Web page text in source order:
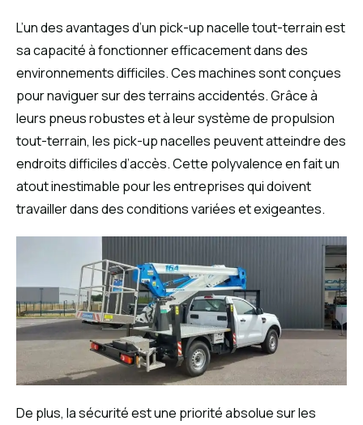
L’un des avantages d’un pick-up nacelle tout-terrain est
sa capacité à fonctionner efficacement dans des
environnements difficiles. Ces machines sont conçues
pour naviguer sur des terrains accidentés. Grâce à
leurs pneus robustes et à leur système de propulsion
tout-terrain, les pick-up nacelles peuvent atteindre des
endroits difficiles d’accès. Cette polyvalence en fait un
atout inestimable pour les entreprises qui doivent
travailler dans des conditions variées et exigeantes.
De plus, la sécurité est une priorité absolue sur les